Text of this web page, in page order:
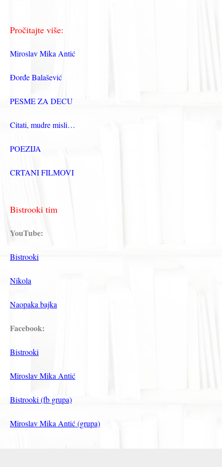
Pročitajte više:
Miroslav Mika Antić
Đorđe Balašević
PESME ZA DECU
Citati, mudre misli…
POEZIJA
CRTANI FILMOVI
Bistrooki tim
YouTube:
Bistrooki
Nikola
Naopaka bajka
Facebook:
Bistrooki
Miroslav Mika Antić
Bistrooki (fb grupa)
Miroslav Mika Antić (grupa)